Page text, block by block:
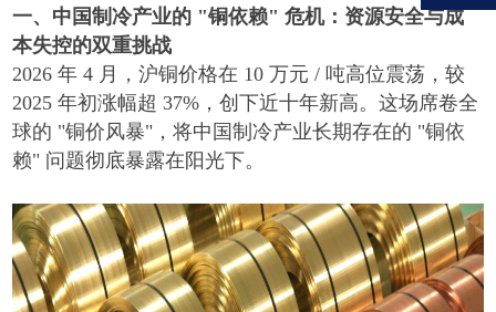
一、中国制冷产业的 "铜依赖"危机：资源安全与成
本失控的双重挑战
2026年4 月，沪铜价格在 10万元/吨高位震荡，较
2025年初涨幅超37% ，创下近十年新高。这场席卷全
球的 "铜价风暴" ，将中国制冷产业长期存在的 "铜依
赖" 问题彻底暴露在阳光下。